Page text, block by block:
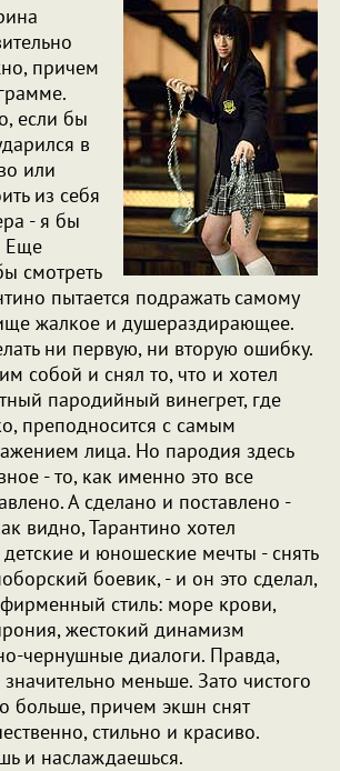
причем
если бы
в
или
из себя
- я бы
Еще
смотреть
пытается подражать самому
жалкое и душераздирающее.
ни первую, ни вторую ошибку.
собой и снял то, что и хотел
пародийный винегрет, где
преподносится с самым
лица. Но пародия здесь
- то, как именно это все
А сделано и поставлено -
видно, Тарантино хотел
детские и юношеские мечты - снять
боевик, - и он это сделал,
стиль: море крови,
жестокий динамизм
чернушные диалоги. Правда,
меньше. Зато чистого
больше, причем экшн снят
стильно и красиво.
и наслаждаешься.